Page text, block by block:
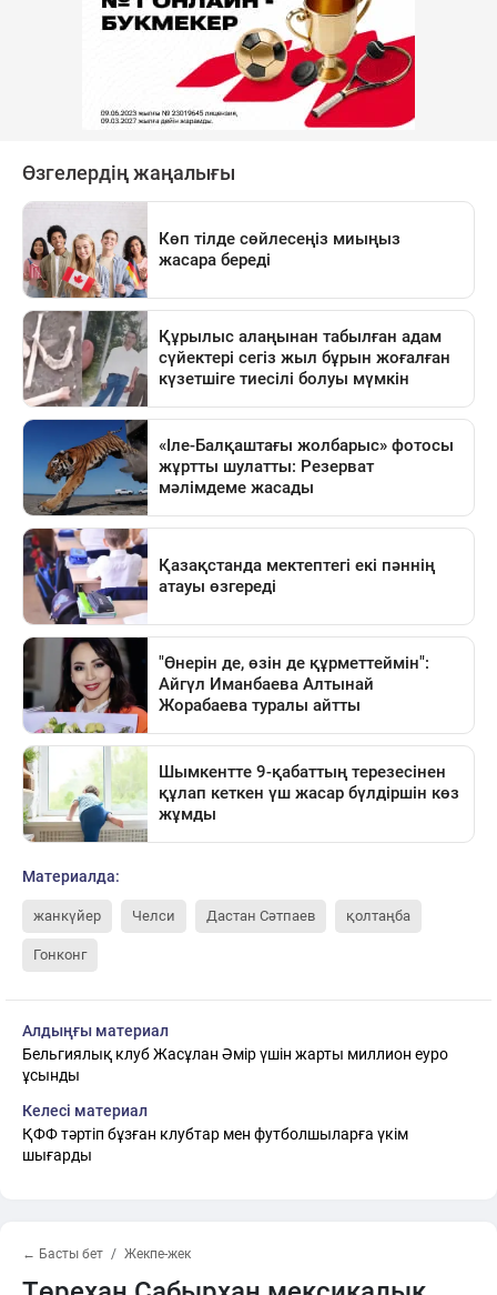
Материалда:
жанкүйер Челси Дастан Сәтпаев қолтаңба
Гонконг
Алдыңғы материал
Бельгиялық клуб Жасұлан Әмір үшін жарты миллион еуро
ұсынды
Келесі материал
ҚФФ тәртіп бұзған клубтар мен футболшыларға үкім
шығарды
← Басты бет Жекпе-жек